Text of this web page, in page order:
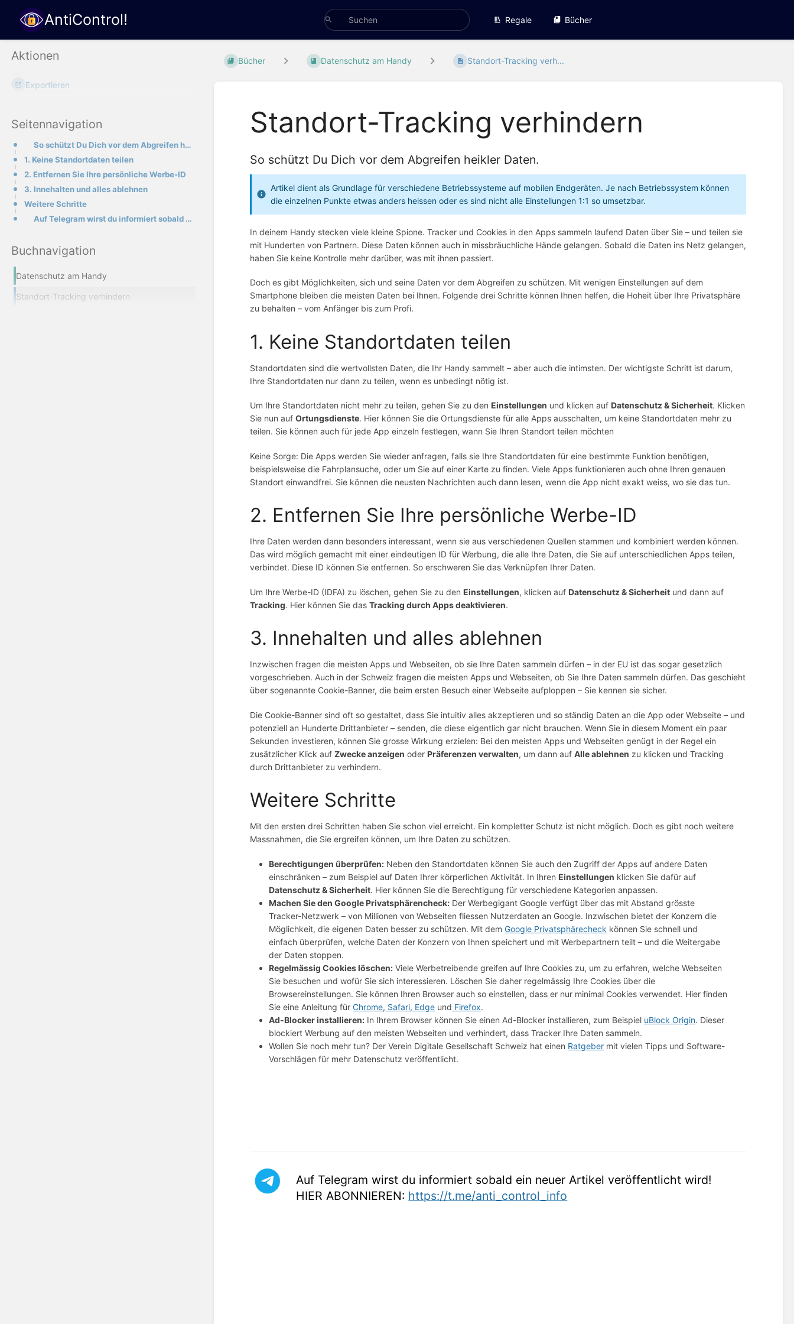
AntiControl! Regale Bücher
Aktionen
Exportieren
Seitennavigation
So schützt Du Dich vor dem Abgreifen heikler Daten.
1. Keine Standortdaten teilen
2. Entfernen Sie Ihre persönliche Werbe-ID
3. Innehalten und alles ablehnen
Weitere Schritte
Auf Telegram wirst du informiert sobald ein neuer Artikel veröffentlicht wird!HIER ABONNIEREN: https
Buchnavigation
Datenschutz am Handy
Standort-Tracking verhindern
Bücher Datenschutz am Handy Standort-Tracking verh...
Standort-Tracking verhindern
So schützt Du Dich vor dem Abgreifen heikler Daten.
Artikel dient als Grundlage für verschiedene Betriebssysteme auf mobilen Endgeräten. Je nach Betriebssystem können
die einzelnen Punkte etwas anders heissen oder es sind nicht alle Einstellungen 1:1 so umsetzbar.
In deinem Handy stecken viele kleine Spione. Tracker und Cookies in den Apps sammeln laufend Daten über Sie – und teilen sie
mit Hunderten von Partnern. Diese Daten können auch in missbräuchliche Hände gelangen. Sobald die Daten ins Netz gelangen,
haben Sie keine Kontrolle mehr darüber, was mit ihnen passiert.
Doch es gibt Möglichkeiten, sich und seine Daten vor dem Abgreifen zu schützen. Mit wenigen Einstellungen auf dem
Smartphone bleiben die meisten Daten bei Ihnen. Folgende drei Schritte können Ihnen helfen, die Hoheit über Ihre Privatsphäre
zu behalten – vom Anfänger bis zum Profi.
1. Keine Standortdaten teilen
Standortdaten sind die wertvollsten Daten, die Ihr Handy sammelt – aber auch die intimsten. Der wichtigste Schritt ist darum,
Ihre Standortdaten nur dann zu teilen, wenn es unbedingt nötig ist.
Um Ihre Standortdaten nicht mehr zu teilen, gehen Sie zu den Einstellungen und klicken auf Datenschutz & Sicherheit. Klicken
Sie nun aufOrtungsdienste. Hier können Sie die Ortungsdienste für alle Apps ausschalten, um keine Standortdaten mehr zu
teilen. Sie können auch für jede App einzeln festlegen, wann Sie Ihren Standort teilen möchten
Keine Sorge: Die Apps werden Sie wieder anfragen, falls sie Ihre Standortdaten für eine bestimmte Funktion benötigen,
beispielsweise die Fahrplansuche, oder um Sie auf einer Karte zu finden. Viele Apps funktionieren auch ohne Ihren genauen
Standort einwandfrei. Sie können die neusten Nachrichten auch dann lesen, wenn die App nicht exakt weiss, wo sie das tun.
2. Entfernen Sie Ihre persönliche Werbe-ID
Ihre Daten werden dann besonders interessant, wenn sie aus verschiedenen Quellen stammen und kombiniert werden können.
Das wird möglich gemacht mit einer eindeutigen ID für Werbung, die alle Ihre Daten, die Sie auf unterschiedlichen Apps teilen,
verbindet. Diese ID können Sie entfernen. So erschweren Sie das Verknüpfen Ihrer Daten.
Um Ihre Werbe-ID (IDFA) zu löschen, gehen Sie zu den Einstellungen, klicken auf Datenschutz & Sicherheit und dann auf
Tracking. Hier können Sie dasTracking durch Apps deaktivieren.
3. Innehalten und alles ablehnen
Inzwischen fragen die meisten Apps und Webseiten, ob sie Ihre Daten sammeln dürfen – in der EU ist das sogar gesetzlich
vorgeschrieben. Auch in der Schweiz fragen die meisten Apps und Webseiten, ob Sie Ihre Daten sammeln dürfen. Das geschieht
über sogenannte Cookie-Banner, die beim ersten Besuch einer Webseite aufploppen – Sie kennen sie sicher.
Die Cookie-Banner sind oft so gestaltet, dass Sie intuitiv alles akzeptieren und so ständig Daten an die App oder Webseite – und
potenziell an Hunderte Drittanbieter – senden, die diese eigentlich gar nicht brauchen. Wenn Sie in diesem Moment ein paar
Sekunden investieren, können Sie grosse Wirkung erzielen: Bei den meisten Apps und Webseiten genügt in der Regel ein
zusätzlicher Klick aufZwecke anzeigen oder Präferenzen verwalten, um dann aufAlle ablehnen zu klicken und Tracking
durch Drittanbieter zu verhindern.
Weitere Schritte
Mit den ersten drei Schritten haben Sie schon viel erreicht. Ein kompletter Schutz ist nicht möglich. Doch es gibt noch weitere
Massnahmen, die Sie ergreifen können, um Ihre Daten zu schützen.
Berechtigungen überprüfen: Neben den Standortdaten können Sie auch den Zugriff der Apps auf andere Daten
einschränken – zum Beispiel auf Daten Ihrer körperlichen Aktivität. In Ihren Einstellungen klicken Sie dafür auf
Datenschutz & Sicherheit. Hier können Sie die Berechtigung für verschiedene Kategorien anpassen.
Machen Sie den Google Privatsphärencheck: Der Werbegigant Google verfügt über das mit Abstand grösste
Tracker-Netzwerk – von Millionen von Webseiten fliessen Nutzerdaten an Google. Inzwischen bietet der Konzern die
Möglichkeit, die eigenen Daten besser zu schützen. Mit demGoogle Privatsphärecheck können Sie schnell und
einfach überprüfen, welche Daten der Konzern von Ihnen speichert und mit Werbepartnern teilt – und die Weitergabe
der Daten stoppen.
Regelmässig Cookies löschen: Viele Werbetreibende greifen auf Ihre Cookies zu, um zu erfahren, welche Webseiten
Sie besuchen und wofür Sie sich interessieren. Löschen Sie daher regelmässig Ihre Cookies über die
Browsereinstellungen. Sie können Ihren Browser auch so einstellen, dass er nur minimal Cookies verwendet. Hier finden
Sie eine Anleitung fürChrome, Safari, Edge und Firefox.
Ad-Blocker installieren: In Ihrem Browser können Sie einen Ad-Blocker installieren, zum Beispiel uBlock Origin. Dieser
blockiert Werbung auf den meisten Webseiten und verhindert, dass Tracker Ihre Daten sammeln.
Wollen Sie noch mehr tun? Der Verein Digitale Gesellschaft Schweiz hat einen Ratgeber mit vielen Tipps und Software-
Vorschlägen für mehr Datenschutz veröffentlicht.
Auf Telegram wirst du informiert sobald ein neuer Artikel veröffentlicht wird!
HIER ABONNIEREN: https://t.me/anti_control_info